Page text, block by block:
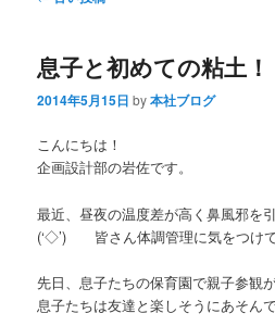
息子と初めての粘土！
2014年5月15日 by本社ブログ
こんにちは！
企画設計部の岩佐です。
最近、昼夜の温度差が高く鼻風邪を
(‘◇’)ゞ 皆さん体調管理に気をつけ
先日、息子たちの保育園で親子参観
息子たちは友達と楽しそうにあそんで